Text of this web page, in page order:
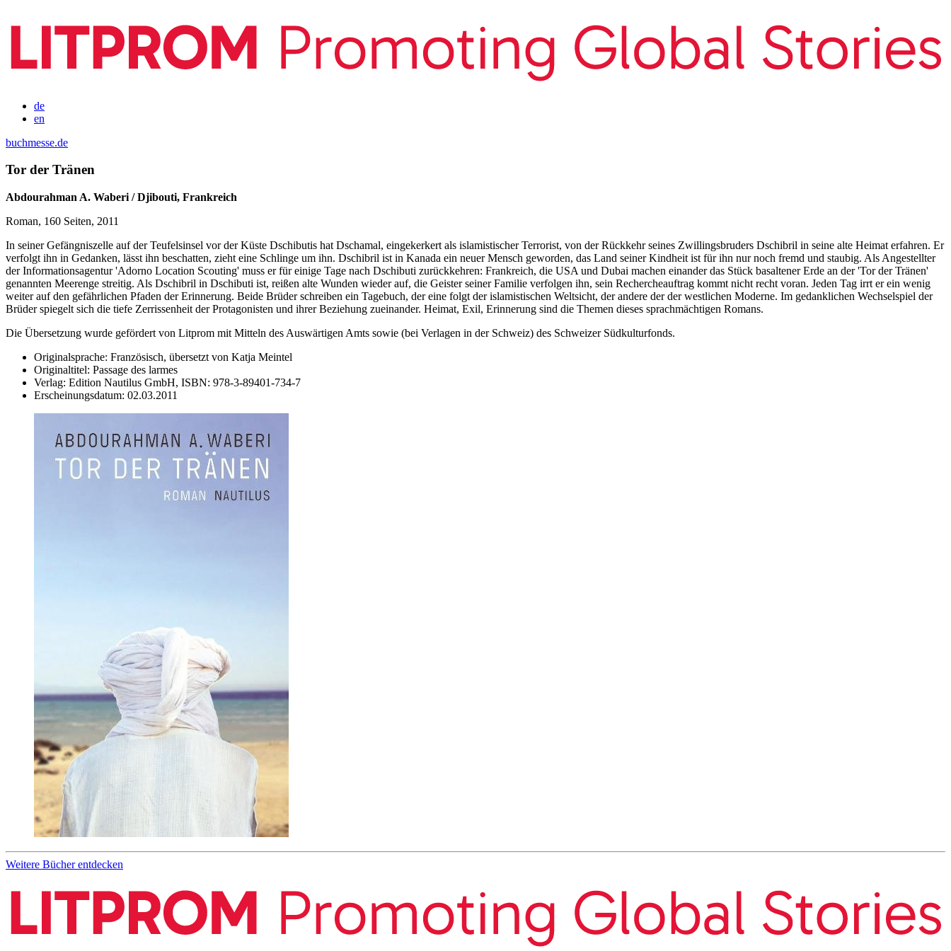
de
en
buchmesse.de
Tor der Tränen
Abdourahman A. Waberi / Djibouti, Frankreich
Roman, 160 Seiten, 2011
In seiner Gefängniszelle auf der Teufelsinsel vor der Küste Dschibutis hat Dschamal, eingekerkert als islamistischer Terrorist, von der Rückkehr seines Zwillingsbruders Dschibril in seine alte Heimat erfahren. Er
verfolgt ihn in Gedanken, lässt ihn beschatten, zieht eine Schlinge um ihn. Dschibril ist in Kanada ein neuer Mensch geworden, das Land seiner Kindheit ist für ihn nur noch fremd und staubig. Als Angestellter
der Informationsagentur 'Adorno Location Scouting' muss er für einige Tage nach Dschibuti zurückkehren: Frankreich, die USA und Dubai machen einander das Stück basaltener Erde an der 'Tor der Tränen'
genannten Meerenge streitig. Als Dschibril in Dschibuti ist, reißen alte Wunden wieder auf, die Geister seiner Familie verfolgen ihn, sein Rechercheauftrag kommt nicht recht voran. Jeden Tag irrt er ein wenig
weiter auf den gefährlichen Pfaden der Erinnerung. Beide Brüder schreiben ein Tagebuch, der eine folgt der islamistischen Weltsicht, der andere der der westlichen Moderne. Im gedanklichen Wechselspiel der
Brüder spiegelt sich die tiefe Zerrissenheit der Protagonisten und ihrer Beziehung zueinander. Heimat, Exil, Erinnerung sind die Themen dieses sprachmächtigen Romans.
Die Übersetzung wurde gefördert von Litprom mit Mitteln des Auswärtigen Amts sowie (bei Verlagen in der Schweiz) des Schweizer Südkulturfonds.
Originalsprache: Französisch, übersetzt von Katja Meintel
Originaltitel: Passage des larmes
Verlag: Edition Nautilus GmbH, ISBN: 978-3-89401-734-7
Erscheinungsdatum: 02.03.2011
Weitere Bücher entdecken